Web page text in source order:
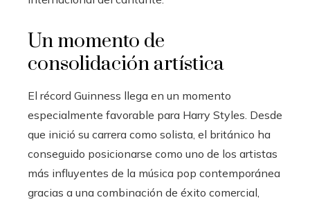
Un momento de
consolidación artística
El récord Guinness llega en un momento
especialmente favorable para Harry Styles. Desde
que inició su carrera como solista, el británico ha
conseguido posicionarse como uno de los artistas
más influyentes de la música pop contemporánea
gracias a una combinación de éxito comercial,